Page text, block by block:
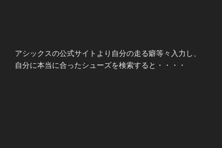
アシックスの公式サイトより自分の走る癖等々入力し、
自分に本当に合ったシューズを検索すると・・・・